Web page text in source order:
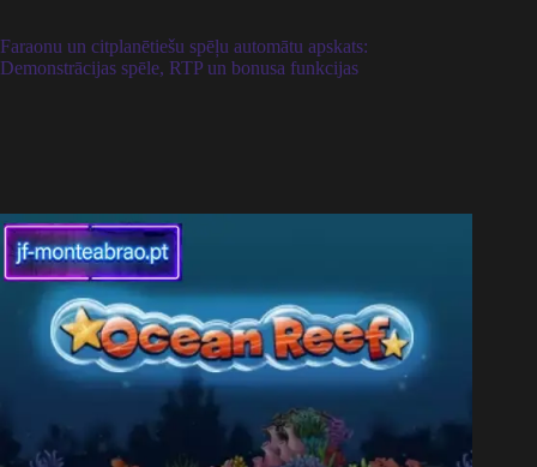
Faraonu un citplanētiešu spēļu automātu apskats:
Demonstrācijas spēle, RTP un bonusa funkcijas